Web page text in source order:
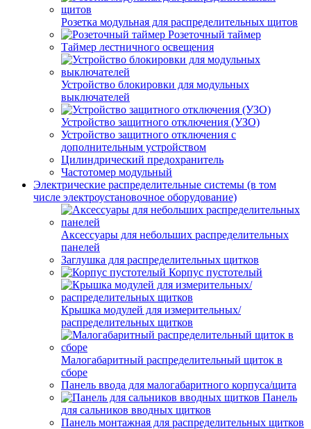
Розетка модульная для распределительных щитов
Розеточный таймер
Таймер лестничного освещения
Устройство блокировки для модульных
выключателей
Устройство защитного отключения (УЗО)
Устройство защитного отключения с
дополнительным устройством
Цилиндрический предохранитель
Частотомер модульный
Электрические распределительные системы (в том
числе электроустановочное оборудование)
Аксессуары для небольших распределительных
панелей
Заглушка для распределительных щитков
Корпус пустотелый
Крышка модулей для измерительных/
распределительных щитков
Малогабаритный распределительный щиток в
сборе
Панель ввода для малогабаритного корпуса/щита
Панель
для сальников вводных щитков
Панель монтажная для распределительных щитков